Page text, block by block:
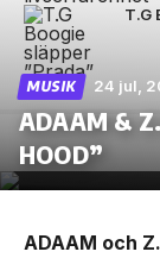
T.G
MUSIK 24 jul,
ADAAM &
HOOD”
ADAAM och